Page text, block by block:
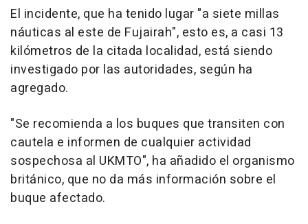
El incidente, que ha tenido lugar "a siete millas
náuticas al este de Fujairah", esto es, a casi 13
kilómetros de la citada localidad, está siendo
investigado por las autoridades, según ha
agregado.
"Se recomienda a los buques que transiten con
cautela e informen de cualquier actividad
sospechosa al UKMTO", ha añadido el organismo
británico, que no da más información sobre el
buque afectado.